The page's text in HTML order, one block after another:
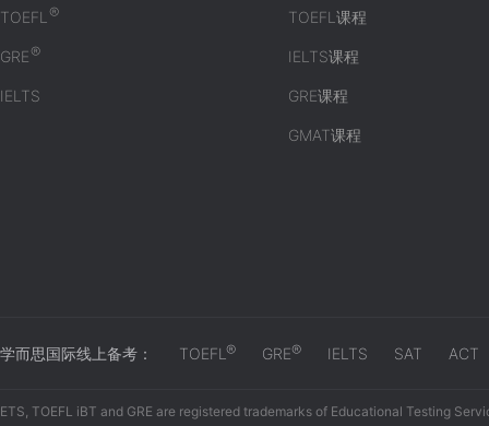
TOEFL®
GRE®
IELTS
TOEFL课程
IELTS课程
GRE课程
GMAT课程
学而思国际线上备考： TOEFL ® GRE® IELTS SAT ACT
ETS, TOEFL iBT and GRE are registered trademarks of Educational Testing